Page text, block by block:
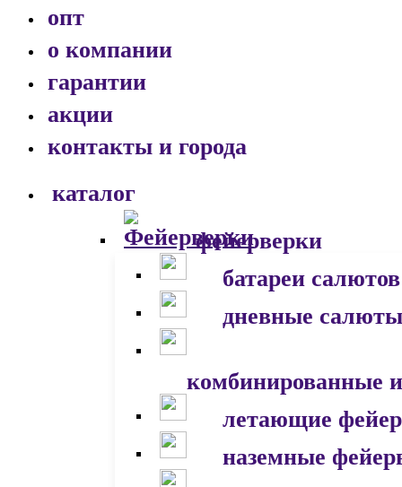
опт
о компании
гарантии
акции
контакты и города
каталог
фейерверки
батареи салютов
дневные салюты
комбинированные
летающие
наземные